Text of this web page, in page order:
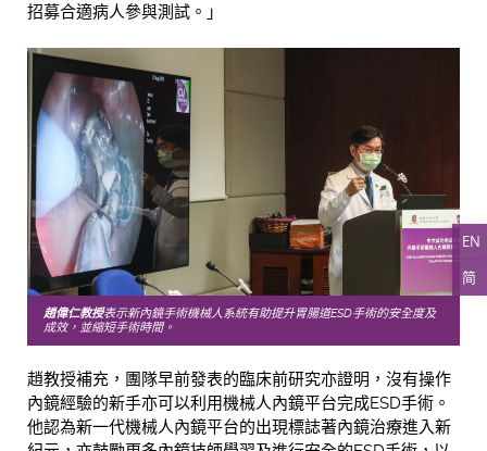
EN
简
招募合適病人參與測試。」
趙偉仁教授表示新內鏡手術機械人系統有助提升胃腸道ESD手術的安全度及
成效，並縮短手術時間。
趙教授補充，團隊早前發表的臨床前研究亦證明，沒有操作
內鏡經驗的新手亦可以利用機械人內鏡平台完成ESD手術。
他認為新一代機械人內鏡平台的出現標誌著內鏡治療進入新